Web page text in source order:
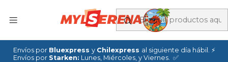
Envíos por Bluexpress y Chilexpress al siguiente día hábil. ⚡
Envíos por Starken: Lunes, Miércoles, y Viernes. ✅